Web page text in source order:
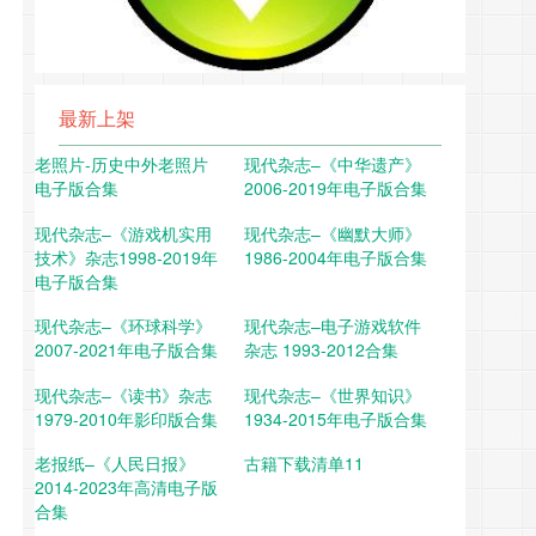
最新上架
老照片-历史中外老照片
电子版合集
现代杂志–《中华遗产》
2006-2019年电子版合集
现代杂志–《游戏机实用
技术》杂志1998-2019年
电子版合集
现代杂志–《幽默大师》
1986-2004年电子版合集
现代杂志–《环球科学》
2007-2021年电子版合集
现代杂志–电子游戏软件
杂志 1993-2012合集
现代杂志–《读书》杂志
1979-2010年影印版合集
现代杂志–《世界知识》
1934-2015年电子版合集
老报纸–《人民日报》
2014-2023年高清电子版
合集
古籍下载清单11